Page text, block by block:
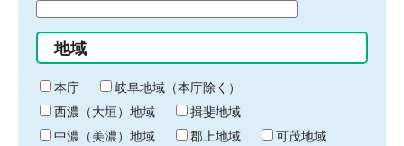
始
り
間
終
わ
り
地域
本庁
岐阜地域（本庁除く）
西濃（大垣）地域
揖斐地域
中濃（美濃）地域
郡上地域
可茂地域